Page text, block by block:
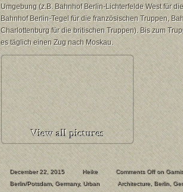
Umgebung (z.B. Bahnhof Berlin-Lichterfelde West für
Bahnhof Berlin-Tegel für die französischen Truppen,
Charlottenburg für die britischen Truppen). Bis zum
es täglich einen Zug nach Moskau.
December 22, 2015 Heike Comments Offon
Berlin/Potsdam,Germany,Urban Architecture,Berlin ,